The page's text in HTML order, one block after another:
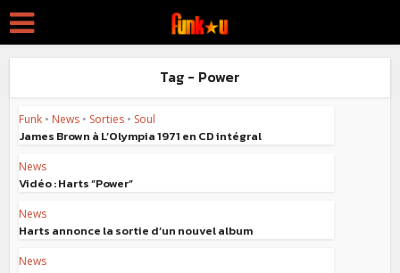
Tag - Power
Funk • News • Sorties • Soul
James Brown à L’Olympia 1971 en CD intégral
News
Vidéo : Harts “Power”
News
Harts annonce la sortie d’un nouvel album
News